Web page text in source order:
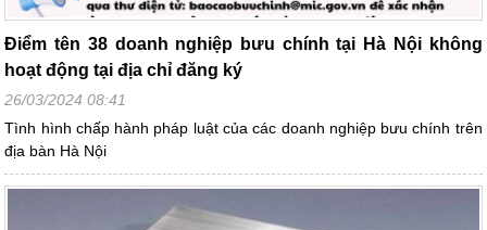
Điểm tên 38 doanh nghiệp bưu chính tại Hà Nội không
hoạt động tại địa chỉ đăng ký
26/03/2024 08:41
Tình hình chấp hành pháp luật của các doanh nghiệp bưu chính trên
địa bàn Hà Nội